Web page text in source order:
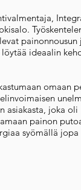
painonnousun
ideaalin
omaan
asiakasta, joka
painon
syömällä